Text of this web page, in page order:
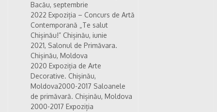
Bacău, septembrie
2022 Expoziția – Concurs de Artă
Contemporană „Te salut
Chișinău!” Chișinău, iunie
2021, Salonul de Primăvara.
Chișinău, Moldova
2020 Expoziția de Arte
Decorative. Chișinău,
Moldova2000-2017 Saloanele
de primăvară. Chișinău, Moldova
2000-2017 Expoziția